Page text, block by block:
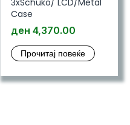
Case
ден 4,370.00
Прочитај повеќе